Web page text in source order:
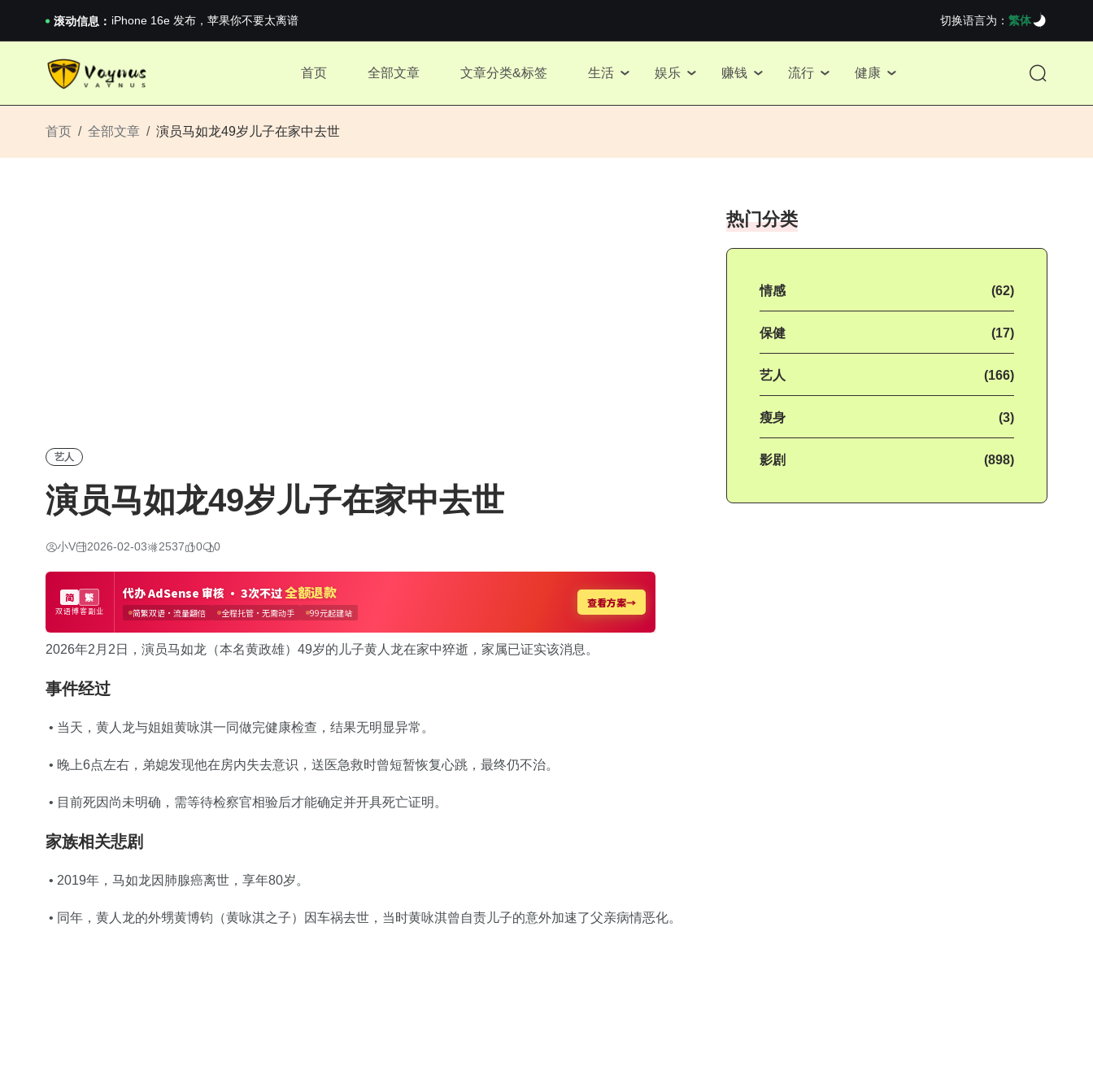
滚动信息： iPhone 16e 发布，苹果你不要太离谱
2026澳网男单收官：全满贯对上全满亚，德约...
iPhone 16e 发布，苹果你不要太离谱
切换语言为： 繁体
首页 全部文章 文章分类&标签 生活 娱乐 赚钱 流行 健康
首页 全部文章 演员马如龙49岁儿子在家中去世
艺人
演员马如龙49岁儿子在家中去世
小V 2026-02-03 2537 0 0
2026年2月2日，演员马如龙（本名黄政雄）49岁的儿子黄人龙在家中猝逝，家属已证实该消息。
事件经过
• 当天，黄人龙与姐姐黄咏淇一同做完健康检查，结果无明显异常。
• 晚上6点左右，弟媳发现他在房内失去意识，送医急救时曾短暂恢复心跳，最终仍不治。
• 目前死因尚未明确，需等待检察官相验后才能确定并开具死亡证明。
家族相关悲剧
• 2019年，马如龙因肺腺癌离世，享年80岁。
• 同年，黄人龙的外甥黄博钧（黄咏淇之子）因车祸去世，当时黄咏淇曾自责儿子的意外加速了父亲病情恶化。
热门分类
情感 (62)
保健 (17)
艺人 (166)
瘦身 (3)
影剧 (898)